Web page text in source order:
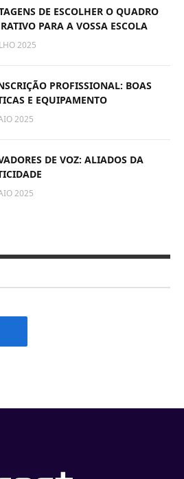
DE ESCOLHER O QUADRO
PARA A VOSSA ESCOLA
2025
PROFISSIONAL: BOAS
E EQUIPAMENTO
2025
DE VOZ: ALIADOS DA
2025